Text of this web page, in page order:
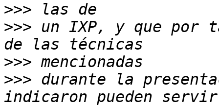
>>>
>>> un IXP, y que por
>>>
>>> durante la